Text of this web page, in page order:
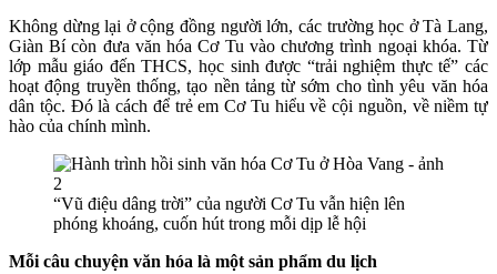
Không dừng lại ở cộng đồng người lớn, các trường học ở Tà Lang,
Giàn Bí còn đưa văn hóa Cơ Tu vào chương trình ngoại khóa. Từ
lớp mẫu giáo đến THCS, học sinh được “trải nghiệm thực tế” các
hoạt động truyền thống, tạo nền tảng từ sớm cho tình yêu văn hóa
dân tộc. Đó là cách để trẻ em Cơ Tu hiểu về cội nguồn, về niềm tự
hào của chính mình.
“Vũ điệu dâng trời” của người Cơ Tu vẫn hiện lên
phóng khoáng, cuốn hút trong mỗi dịp lễ hội
Mỗi câu chuyện văn hóa là một sản phẩm du lịch